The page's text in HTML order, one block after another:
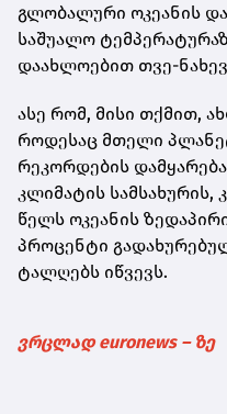
გლობალური ოკეანის
საშუალო
დაახლოებით თვე-
ასე რომ, მისი თქმით,
როდესაც მთელი
რეკორდების
კლიმატის სამსახურის,
წელს ოკეანის
პროცენტი
ტალღებს იწვევს.
ვრცლად euronews – ზე